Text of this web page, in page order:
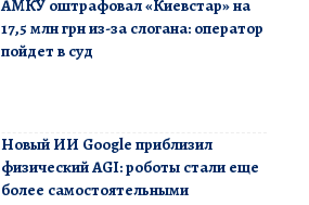
АМКУ оштрафовал «Киевстар» на
17,5 млн грн из-за слогана: оператор
пойдет в суд
Новый ИИ Google приблизил
физический AGI: роботы стали еще
более самостоятельными